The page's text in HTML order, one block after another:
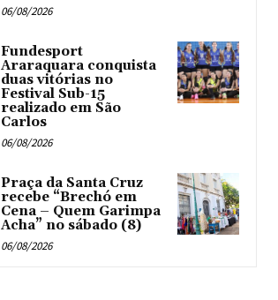
06/08/2026
Fundesport
Araraquara conquista
duas vitórias no
Festival Sub-15
realizado em São
Carlos
06/08/2026
Praça da Santa Cruz
recebe “Brechó em
Cena – Quem Garimpa
Acha” no sábado (8)
06/08/2026